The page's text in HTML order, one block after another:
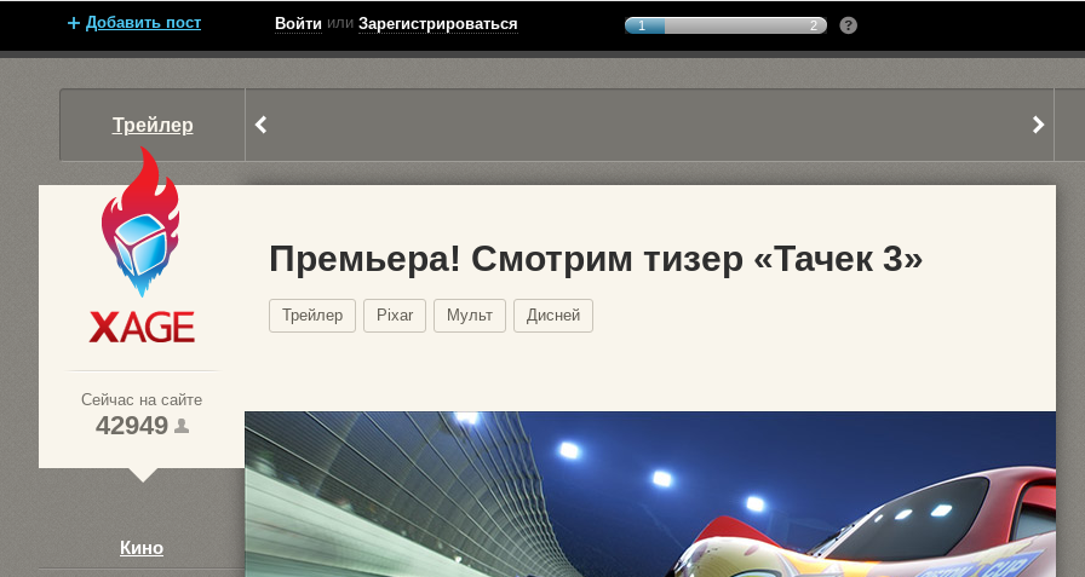
Добавить пост Войти или Зарегистрироваться 1 2
Трейлер
1
Сейчас на сайте
42949
Кино
Премьера! Смотрим тизер «Тачек 3»
Трейлер Pixar Мульт Дисней